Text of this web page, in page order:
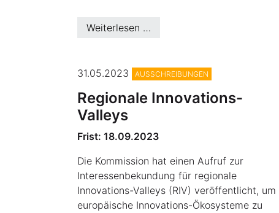
Weiterlesen …
31.05.2023 AUSSCHREIBUNGEN
Regionale Innovations-
Valleys
Frist: 18.09.2023
Die Kommission hat einen Aufruf zur
Interessenbekundung für regionale
Innovations-Valleys (RIV) veröffentlicht, um
europäische Innovations-Ökosysteme zu